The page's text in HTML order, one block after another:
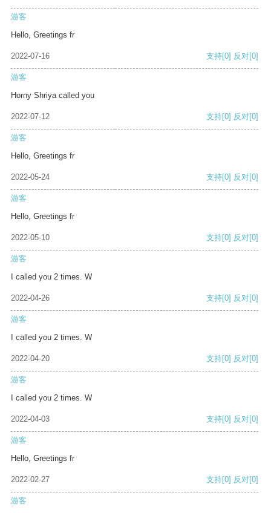
游客
Hello, Greetings fr
2022-07-16 支持[0] 反对[0]
游客
Horny Shriya called you
2022-07-12 支持[0] 反对[0]
游客
Hello, Greetings fr
2022-05-24 支持[0] 反对[0]
游客
Hello, Greetings fr
2022-05-10 支持[0] 反对[0]
游客
I called you 2 times. W
2022-04-26 支持[0] 反对[0]
游客
I called you 2 times. W
2022-04-20 支持[0] 反对[0]
游客
I called you 2 times. W
2022-04-03 支持[0] 反对[0]
游客
Hello, Greetings fr
2022-02-27 支持[0] 反对[0]
游客